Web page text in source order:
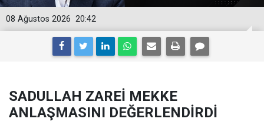
20:42
08 Ağustos 2026
SADULLAH ZAREİ MEKKE
ANLAŞMASINI DEĞERLENDİRDİ